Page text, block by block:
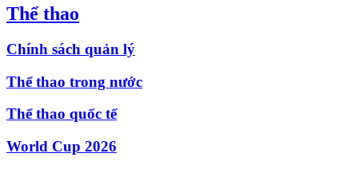
Thể thao
Chính sách quản lý
Thể thao trong nước
Thể thao quốc tế
World Cup 2026